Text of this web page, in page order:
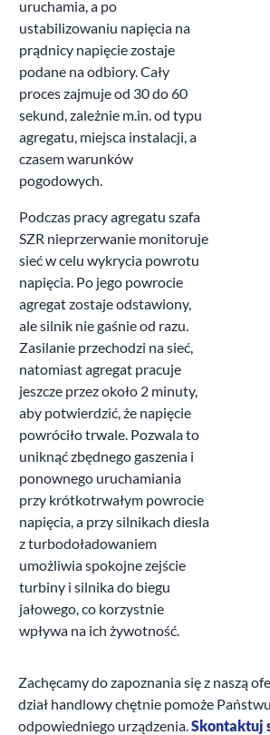
uruchamia, a po
ustabilizowaniu napięcia na
prądnicy napięcie zostaje
podane na odbiory. Cały
proces zajmuje od 30 do 60
sekund, zależnie m.in. od typu
agregatu, miejsca instalacji, a
czasem warunków
pogodowych.
Podczas pracy agregatu szafa
SZR nieprzerwanie monitoruje
sieć w celu wykrycia powrotu
napięcia. Po jego powrocie
agregat zostaje odstawiony,
ale silnik nie gaśnie od razu.
Zasilanie przechodzi na sieć,
natomiast agregat pracuje
jeszcze przez około 2 minuty,
aby potwierdzić, że napięcie
powróciło trwale. Pozwala to
uniknąć zbędnego gaszenia i
ponownego uruchamiania
przy krótkotrwałym powrocie
napięcia, a przy silnikach diesla
z turbodoładowaniem
umożliwia spokojne zejście
turbiny i silnika do biegu
jałowego, co korzystnie
wpływa na ich żywotność.
Zachęcamy do zapoznania się z naszą
dział handlowy chętnie pomoże
odpowiedniego urządzenia.Skontaktuj